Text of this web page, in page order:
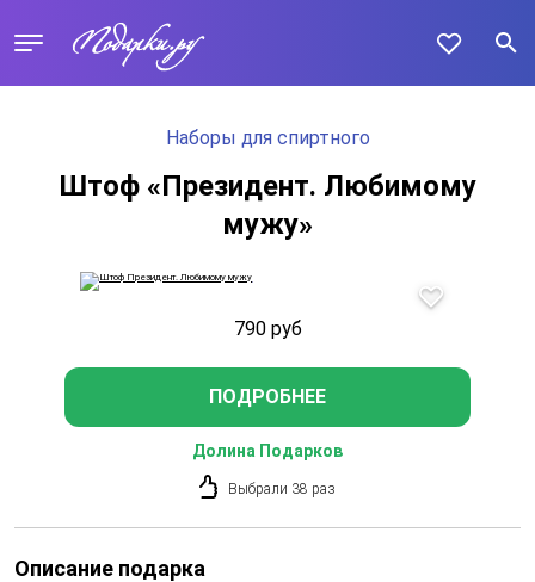
Наборы для спиртного
Штоф «Президент. Любимому
мужу»
790 руб
ПОДРОБНЕЕ
Долина Подарков
Выбрали 38 раз
Описание подарка